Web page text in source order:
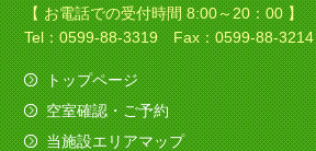
【 お電話での受付時間 8:00～20：00 】
Tel：0599-88-3319 Fax：0599-88-3214
トップページ
空室確認・ご予約
当施設エリアマップ